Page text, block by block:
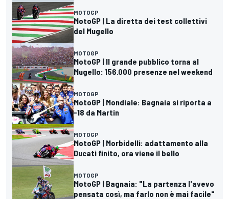
MOTOGP
MotoGP | La diretta dei test collettivi
del Mugello
MOTOGP
MotoGP | Il grande pubblico torna al
Mugello: 156.000 presenze nel weekend
MOTOGP
MotoGP | Mondiale: Bagnaia si riporta a
-18 da Martin
MOTOGP
MotoGP | Morbidelli: adattamento alla
Ducati finito, ora viene il bello
MOTOGP
MotoGP | Bagnaia: "La partenza l'avevo
pensata così, ma farlo non è mai facile"